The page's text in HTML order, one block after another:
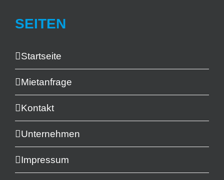
SEITEN
Startseite
Mietanfrage
Kontakt
Unternehmen
Impressum